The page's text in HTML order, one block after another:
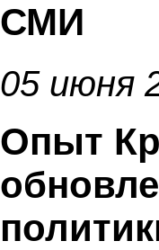
СМИ
05 июня
Опыт